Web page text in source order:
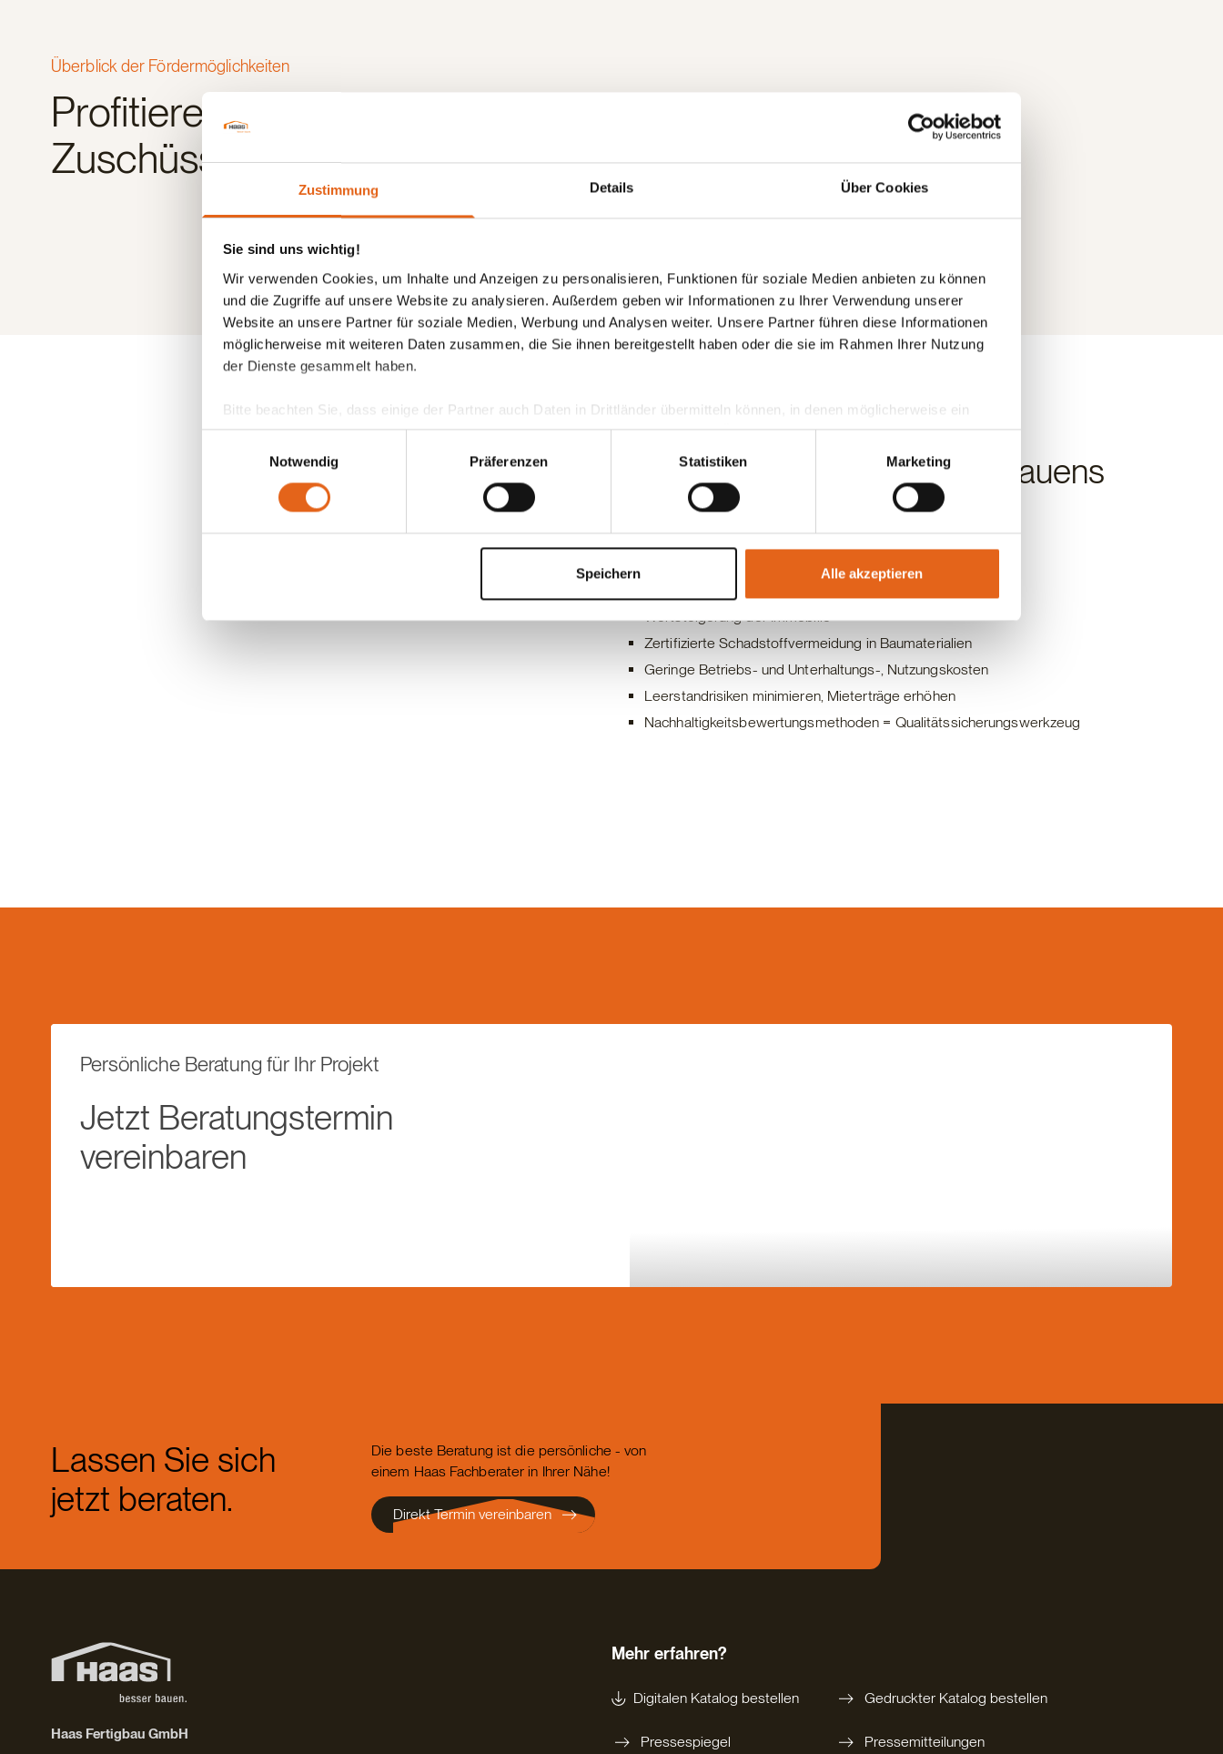
Zustimmung Details Über Cookies
Sie sind uns wichtig!
Wir verwenden Cookies, um Inhalte und Anzeigen zu personalisieren, Funktionen für soziale Medien anbieten zu können
und die Zugriffe auf unsere Website zu analysieren. Außerdem geben wir Informationen zu Ihrer Verwendung unserer
Website an unsere Partner für soziale Medien, Werbung und Analysen weiter. Unsere Partner führen diese Informationen
möglicherweise mit weiteren Daten zusammen, die Sie ihnen bereitgestellt haben oder die sie im Rahmen Ihrer Nutzung
der Dienste gesammelt haben.
Bitte beachten Sie, dass einige der Partner auch Daten in Drittländer übermitteln können, in denen möglicherweise ein
anderes Datenschutzniveau besteht als in der EU. Wir stellen sicher, dass die Übermittlung Ihrer Daten in
Übereinstimmung mit den geltenden Datenschutzgesetzen erfolgt und geeignete Schutzmaßnahmen getroffen werden.
Sie geben Einwilligung zu unseren Cookies, wenn Sie unsere Webseite weiterhin nutzen.
Notwendig
Präferenzen Statistiken Marketing
Speichern Alle akzeptieren
Überblick der Fördermöglichkeiten
Profitieren Sie von attraktiven
Zuschüssen und Krediten
Vorteile des nachhaltigen Bauens
Fördermöglichkeiten
Langfristig Wettbewerbsvorteile
Wertsteigerung der Immobilie
Zertifizierte Schadstoffvermeidung in Baumaterialien
Geringe Betriebs- und Unterhaltungs-, Nutzungskosten
Leerstandrisiken minimieren, Mieterträge erhöhen
Nachhaltigkeitsbewertungsmethoden = Qualitätssicherungswerkzeug
Persönliche Beratung für Ihr Projekt
Jetzt Beratungstermin
vereinbaren
Lassen Sie sich
jetzt beraten.
Die beste Beratung ist die persönliche - von
einem Haas Fachberater in Ihrer Nähe!
Direkt Termin vereinbaren
Haas Fertigbau GmbH
Mehr erfahren?
Digitalen Katalog bestellen Gedruckter Katalog bestellen
Pressespiegel Pressemitteilungen